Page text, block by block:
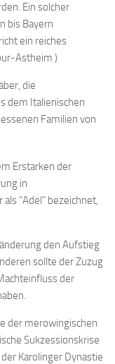
Ein solcher
bis Bayern
ein reiches
Astheim )
die
dem Italienischen
Familien von
Erstarken der
in
“Adel” bezeichnet,
den Aufstieg
sollte der Zuzug
der
der merowingischen
Sukzessionskrise
Karolinger Dynastie